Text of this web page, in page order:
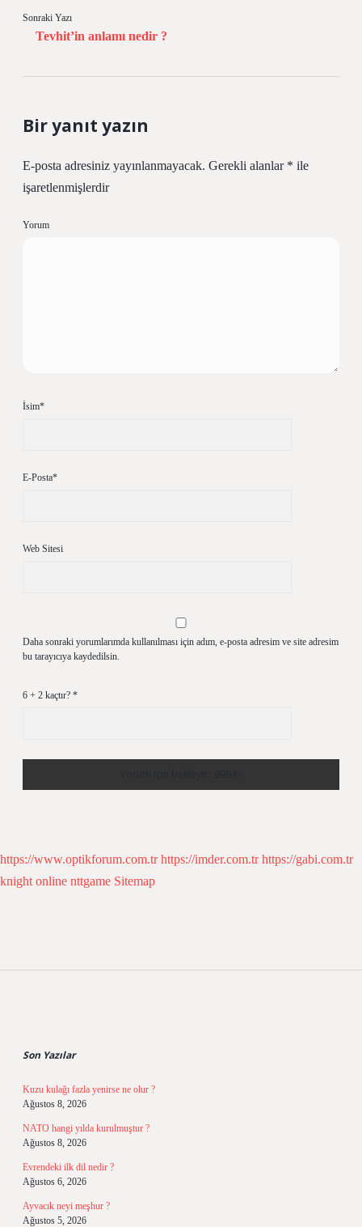
Sonraki Yazı
Tevhit’in anlamı nedir ?
Bir yanıt yazın
E-posta adresiniz yayınlanmayacak. Gerekli alanlar * ile
işaretlenmişlerdir
Yorum
İsim*
E-Posta*
Web Sitesi
Daha sonraki yorumlarımda kullanılması için adım, e-posta adresim ve site adresim
bu tarayıcıya kaydedilsin.
6 + 2 kaçtır? *
https://www.optikforum.com.tr https://imder.com.tr https://gabi.com.tr
knight online nttgame Sitemap
Son Yazılar
Kuzu kulağı fazla yenirse ne olur ?
Ağustos 8, 2026
NATO hangi yılda kurulmuştur ?
Ağustos 8, 2026
Evrendeki ilk dil nedir ?
Ağustos 6, 2026
Ayvacık neyi meşhur ?
Ağustos 5, 2026